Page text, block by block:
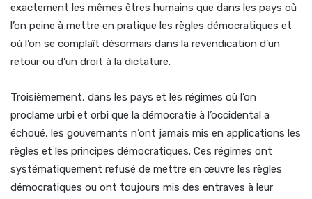
exactement les mêmes êtres humains que dans les pays où
l’on peine à mettre en pratique les règles démocratiques et
où l’on se complaît désormais dans la revendication d’un
retour ou d’un droit à la dictature.
Troisièmement, dans les pays et les régimes où l’on
proclame urbi et orbi que la démocratie à l’occidental a
échoué, les gouvernants n’ont jamais mis en applications les
règles et les principes démocratiques. Ces régimes ont
systématiquement refusé de mettre en œuvre les règles
démocratiques ou ont toujours mis des entraves à leur